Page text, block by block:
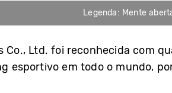
Legenda: Mente
Co., Ltd. foi reconhecida com
esportivo em todo o mundo,